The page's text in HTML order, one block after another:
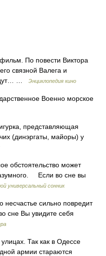
По повести Виктора
связной Валега и
…
Энциклопедия кино
Военно морское
представляющая
(динэргаты, майоры) у
обстоятельство может
Если во сне вы
универсальный сонник
сильно повредит
сне Вы увидите себя
Так как в Одессе
армии стараются